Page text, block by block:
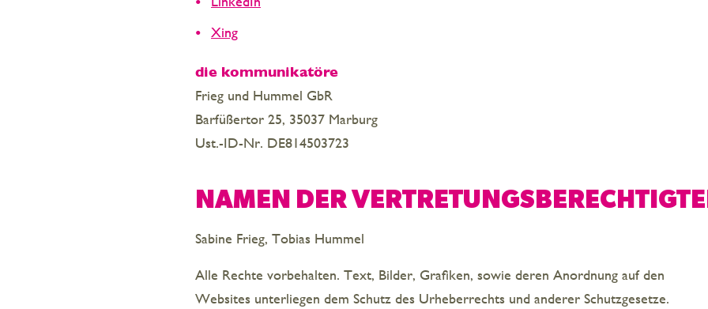
Xing
die kommunikatöre
Frieg und Hummel GbR
Barfüßertor 25, 35037 Marburg
Ust.-ID-Nr. DE814503723
NAMEN DER
Sabine Frieg, Tobias Hummel
Alle Rechte vorbehalten. Text, Bilder, Grafiken, sowie deren Anordnung auf den
Websites unterliegen dem Schutz des Urheberrechts und anderer Schutzgesetze.